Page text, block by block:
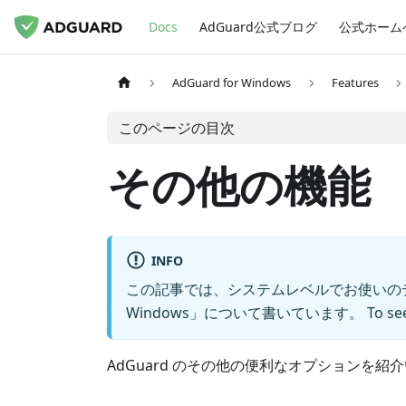
Docs AdGuard公式ブログ 公式ホーム
AdGuard for Windows Features
このページの目次
その他の機能
INFO
この記事では、システムレベルでお使い
Windows」について書いています。 To
AdGuard のその他の便利なオプションを紹